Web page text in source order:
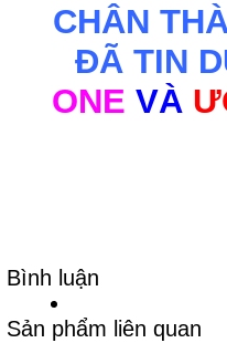
CHÂN
ĐÃ TIN
ONE VÀ
Bình luận
Sản phẩm liên quan